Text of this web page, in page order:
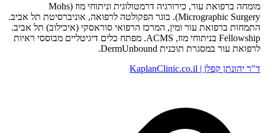
מומחה ברפואת עור, כירורגיה דרמטולוגית וניתוחי מוז (Mohs
Micrographic Surgery). בוגר הפקולטה לרפואה, אוניברסיטת תל אביב.
התמחות ברפואת עור ומין, המרכז הרפואי סוראסקי (איכילוב) תל אביב.
Fellowship בניתוחי מוז, ACMS. מפתח כלים דיגיטליים מבוססי ראיות
לרפואת עור במסגרת תוכנית DermUnbound.
ד"ר יהונתן קפלן | KaplanClinic.co.il